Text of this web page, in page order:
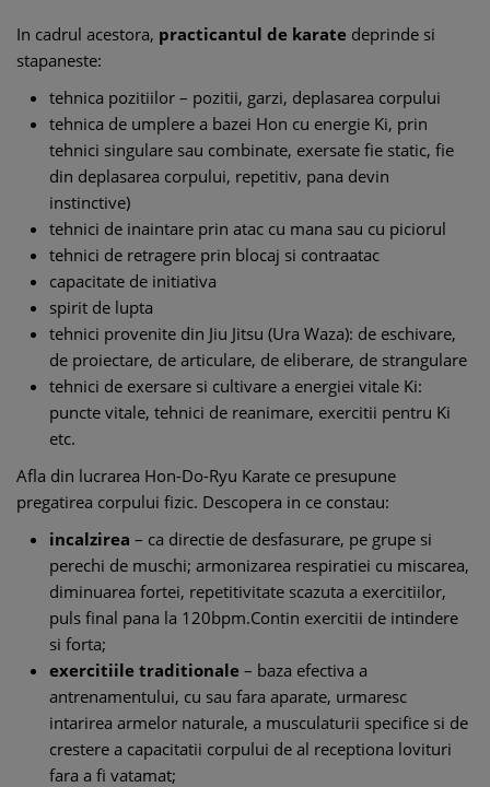
In cadrul acestora, practicantul de karate deprinde si
stapaneste:
tehnica pozitiilor – pozitii, garzi, deplasarea corpului
tehnica de umplere a bazei Hon cu energie Ki, prin
tehnici singulare sau combinate, exersate fie static, fie
din deplasarea corpului, repetitiv, pana devin
instinctive)
tehnici de inaintare prin atac cu mana sau cu piciorul
tehnici de retragere prin blocaj si contraatac
capacitate de initiativa
spirit de lupta
tehnici provenite din Jiu Jitsu (Ura Waza): de eschivare,
de proiectare, de articulare, de eliberare, de strangulare
tehnici de exersare si cultivare a energiei vitale Ki:
puncte vitale, tehnici de reanimare, exercitii pentru Ki
etc.
Afla din lucrarea Hon-Do-Ryu Karate ce presupune
pregatirea corpului fizic. Descopera in ce constau:
incalzirea – ca directie de desfasurare, pe grupe si
perechi de muschi; armonizarea respiratiei cu miscarea,
diminuarea fortei, repetitivitate scazuta a exercitiilor,
puls final pana la 120bpm.Contin exercitii de intindere
si forta;
exercitiile traditionale – baza efectiva a
antrenamentului, cu sau fara aparate, urmaresc
intarirea armelor naturale, a musculaturii specifice si de
crestere a capacitatii corpului de al receptiona lovituri
fara a fi vatamat;